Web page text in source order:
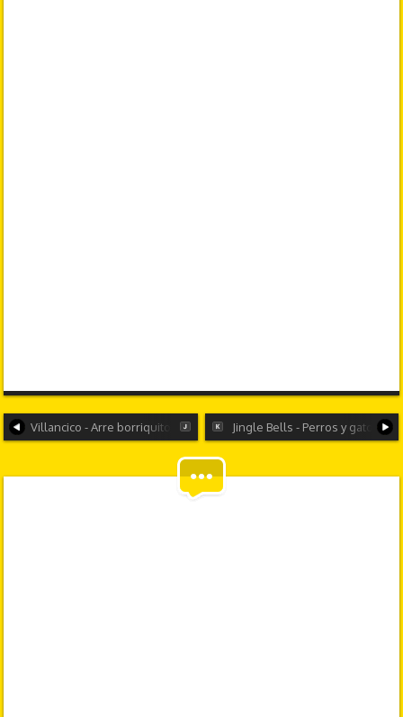
Villancico - Arre borriquito, arre burro arreJingle Bells - Perros y gatos